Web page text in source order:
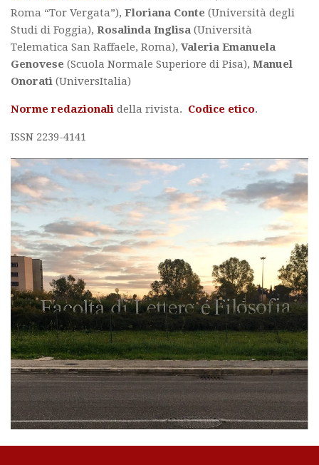
Roma “Tor Vergata”), Floriana Conte (Università degli
Studi di Foggia), Rosalinda Inglisa (Università
Telematica San Raffaele, Roma), Valeria Emanuela
Genovese (Scuola Normale Superiore di Pisa), Manuel
Onorati (UniversItalia)
Norme redazionali della rivista. Codice etico.
ISSN 2239-4141